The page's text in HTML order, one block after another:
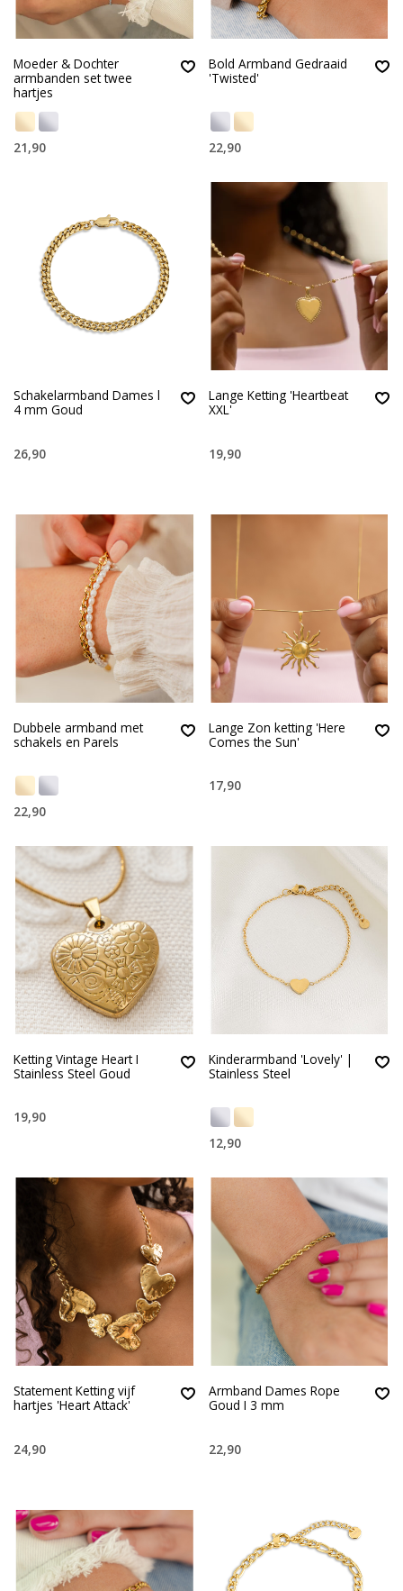
Moeder & Dochter
armbanden set twee
hartjes
21,90
Bold Armband Gedraaid
'Twisted'
22,90
Schakelarmband Dames l
4 mm Goud
26,90
Lange Ketting 'Heartbeat
XXL'
19,90
Dubbele armband met
schakels en Parels
22,90
Lange Zon ketting 'Here
Comes the Sun'
17,90
Ketting Vintage Heart I
Stainless Steel Goud
19,90
Kinderarmband 'Lovely' |
Stainless Steel
12,90
Statement Ketting vijf
hartjes 'Heart Attack'
24,90
Armband Dames Rope
Goud I 3 mm
22,90